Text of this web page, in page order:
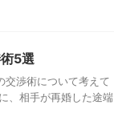
5選
交渉術について考えて
、相手が再婚した途端